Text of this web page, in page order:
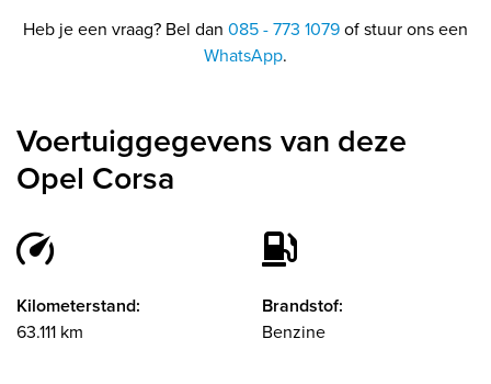
Heb je een vraag? Bel dan 085 - 773 1079of stuur ons een
WhatsApp.
Voertuiggegevens van deze
Opel Corsa
Kilometerstand:
63.111 km
Brandstof:
Benzine